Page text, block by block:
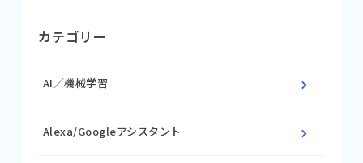
カテゴリー
AI／機械学習
Alexa/Googleアシスタント